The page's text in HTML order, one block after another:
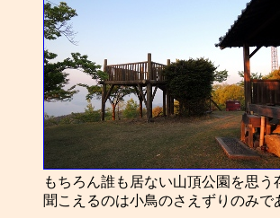
もちろん誰も居ない山頂公園を思う
聞こえるのは小鳥のさえずりのみで